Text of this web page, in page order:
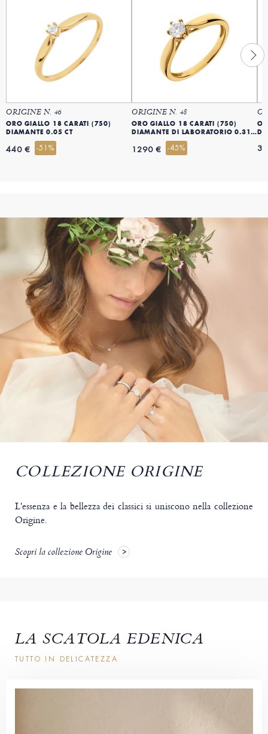
ORIGINE N. 46
ORO GIALLO 18 CARATI (750)
DIAMANTE 0.05 CT
440 € -51%
ORIGINE N. 48
ORO GIALLO 18 CARATI (750)
DIAMANTE DI LABORATORIO 0.31 CT
1290 € -45%
COLLEZIONE ORIGINE
L'essenza e la bellezza dei classici si uniscono nella collezione
Origine.
Scopri la collezione Origine
LA SCATOLA EDENICA
TUTTO IN DELICATEZZA